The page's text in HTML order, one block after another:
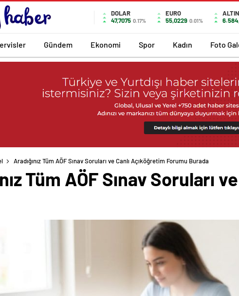
DOLAR
47,7075 0.17%
EURO
55,0229 0.01%
ALTIN
Gündem Ekonomi Spor Kadın Foto
Aradığınız Tüm AÖF Sınav Soruları ve Canlı Açıköğretim Forumu Burada
Tüm AÖF Sınav Soruları